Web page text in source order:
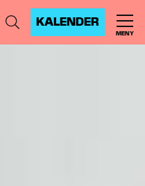
KALENDER
MENY